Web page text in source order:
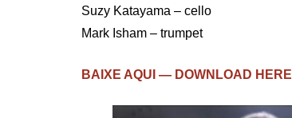
Suzy Katayama – cello
Mark Isham – trumpet
BAIXE AQUI — DOWNLOAD HERE